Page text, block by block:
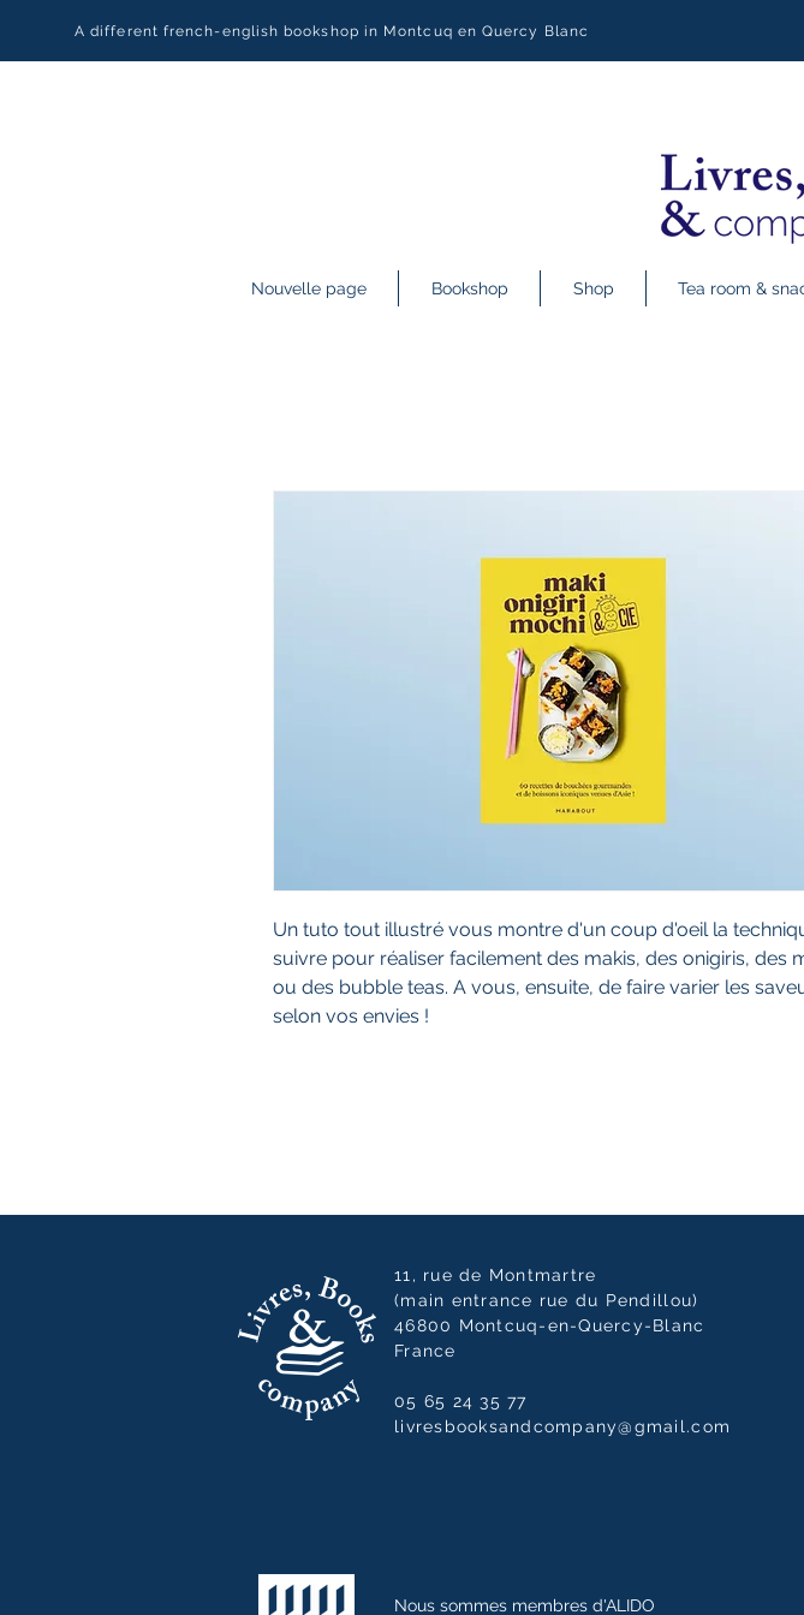
A different french-english bookshop in Montcuq en Quercy Blanc
Nouvelle page Bookshop Shop Tea room &
Un tuto tout illustré vous montre d'un coup d'oeil la
suivre pour réaliser facilement des makis, des onigiris, des
ou des bubble teas. A vous, ensuite, de faire varier les
selon vos envies !
11, rue de Montmartre
(main entrance rue du Pendillou)
46800 Montcuq-en-Quercy-Blanc
France
05 65 24 35 77
livresbooksandcompany@gmail.com
Nous sommes membres d'ALIDO